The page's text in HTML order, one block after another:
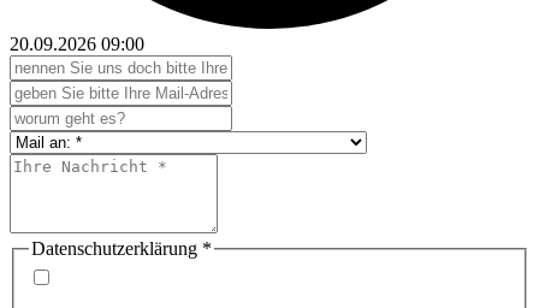
20.09.2026 09:00
Datenschutzerklärung *